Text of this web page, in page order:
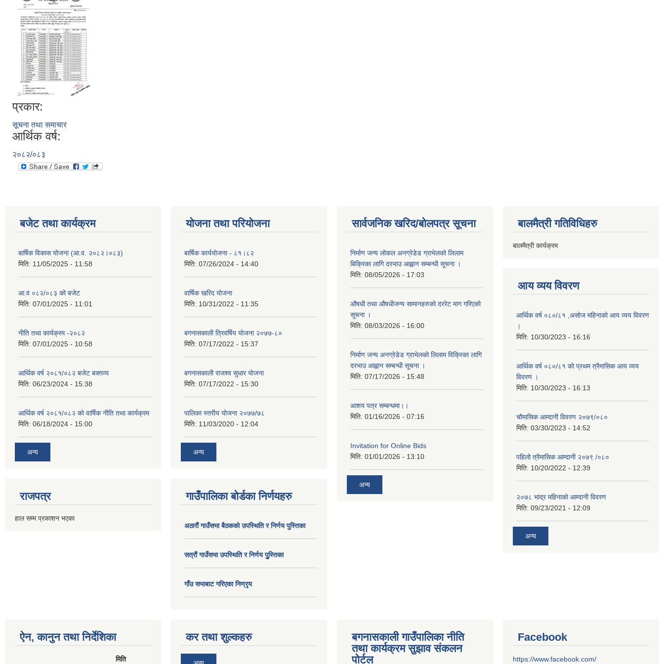
प्रकार:
सूचना तथा समाचार
आर्थिक वर्ष:
२०८२/०८३
बजेट तथा कार्यक्रम
बार्षिक विकास योजना (आ.व. २०८२।०८३)
मिति: 11/05/2025 - 11:58
आ.व ०८२/०८३ को बजेट
मिति: 07/01/2025 - 11:01
नीति तथा कार्यक्रम -२०८२
मिति: 07/01/2025 - 10:58
आर्थिक वर्ष २०८१/०८२ बजेट बक्तव्य
मिति: 06/23/2024 - 15:38
आर्थिक वर्ष २०८१/०८२ काे वार्षिक नीति तथा कार्यक्रम
मिति: 06/18/2024 - 15:00
अन्य
राजपत्र
हाल सम्म प्रकाशन भएका
योजना तथा परियोजना
बार्षिक कार्ययोजना - ८१।८२
मिति: 07/26/2024 - 14:40
वार्षिक खरिद योजना
मिति: 10/31/2022 - 11:35
बगनासकाली त्रिवर्षिय याेजना २०७७-८०
मिति: 07/17/2022 - 15:37
बगनासकाली राजश्व सुधार याेजना
मिति: 07/17/2022 - 15:30
पालिका स्तरीय योजना २०७७/७८
मिति: 11/03/2020 - 12:04
अन्य
गाउँपालिका बोर्डका निर्णयहरु
अठाराैं गाउँसभा बैठकको उपस्थिति र निर्णय पुस्तिका
सत्राैं गाउँसभा उपस्थिति र निर्णय पुु्स्तिका
गाँउ सभाबाट गरिएका निण्रृय
सार्वजनिक खरिद/बोलपत्र सूचना
निर्माण जन्य लोकल अनग्रेडेड ग्राभेलको लिलाम
बिक्रिका लागि दरभाउ आह्वान सम्बन्धी सूचना ।
मिति: 08/05/2026 - 17:03
औषधी तथा औषधीजन्य सामानहरुको दररेट माग गरिएको
सूचना ।
मिति: 08/03/2026 - 16:00
निर्माण जन्य अनग्रेडेड ग्राभेलको लिलाम विक्रिका लागि
दरभाउ आह्वान सम्बन्धी सूचना ।
मिति: 07/17/2026 - 15:48
आशय पत्र सम्बन्धमा।।
मिति: 01/16/2026 - 07:16
Invitation for Online Bids
मिति: 01/01/2026 - 13:10
अन्य
बालमैत्री गतिविधिहरु
बालमैत्री कार्यक्रम
आय व्यय विवरण
आर्थिक वर्ष ०८०/८१ ,असोज महिनाको आय व्यय विवरण
।
मिति: 10/30/2023 - 16:16
आर्थिक वर्ष ०८०/८१ को प्रथम त्रैमासिक आय व्यय
विवरण ।
मिति: 10/30/2023 - 16:13
चौमासिक आम्दानी विवरण २०७९/०८०
मिति: 03/30/2023 - 14:52
पहिलो त्रैमासिक आम्दानी २०७९ /०८०
मिति: 10/20/2022 - 12:39
२०७८ भाद्र महिनाकाे आम्दानी विवरण
मिति: 09/23/2021 - 12:09
अन्य
ऐन, कानुन तथा निर्देशिका
मिति
कर तथा शुल्कहरु
बगनासकाली गाउँपालिका नीति
तथा कार्यक्रम सुझाव संकलन
पोर्टल
Facebook
https://www.facebook.com/